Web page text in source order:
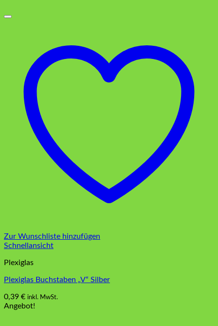
Zur Wunschliste hinzufügen
Schnellansicht
Plexiglas
Plexiglas Buchstaben „V“ Silber
0,39 € inkl. MwSt.
Angebot!